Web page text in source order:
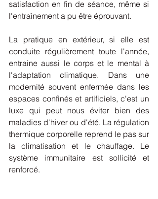
satisfaction en fin de séance, même si
l'entraînement a pu être éprouvant.
La pratique en extérieur, si elle est
conduite régulièrement toute l'année,
entraine aussi le corps et le mental à
l'adaptation climatique. Dans une
modernité souvent enfermée dans les
espaces confinés et artificiels, c'est un
luxe qui peut nous éviter bien des
maladies d'hiver ou d'été. La régulation
thermique corporelle reprend le pas sur
la climatisation et le chauffage. Le
système immunitaire est sollicité et
renforcé.